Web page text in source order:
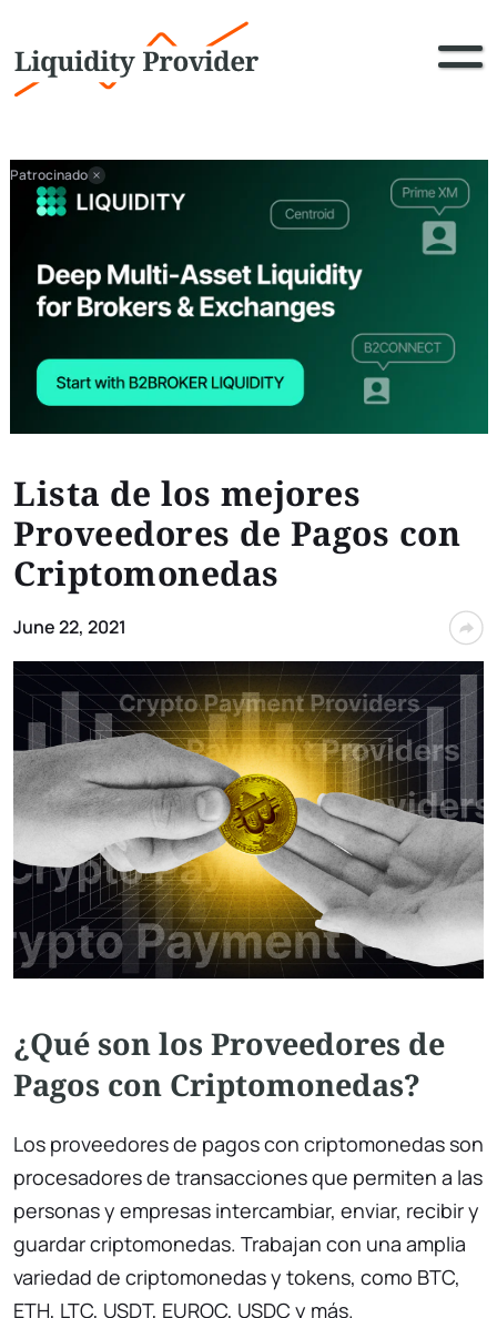
Patrocinado
Lista de los mejores
Proveedores de Pagos con
Criptomonedas
June 22, 2021
¿Qué son los Proveedores de
Pagos con Criptomonedas?
Los proveedores de pagos con criptomonedas son
procesadores de transacciones que permiten a las
personas y empresas intercambiar, enviar, recibir y
guardar criptomonedas. Trabajan con una amplia
variedad de criptomonedas y tokens, como BTC,
ETH, LTC, USDT, EUROC, USDC y más.